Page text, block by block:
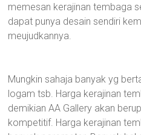
memesan kerajinan tembaga
dapat punya desain sendiri
meujudkannya.
Mungkin sahaja banyak yg
logam tsb. Harga kerajinan
demikian AA Gallery akan
kompetitif. Harga kerajinan